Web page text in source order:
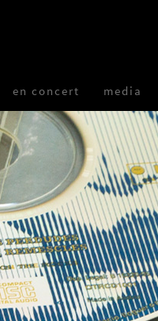
en concert media